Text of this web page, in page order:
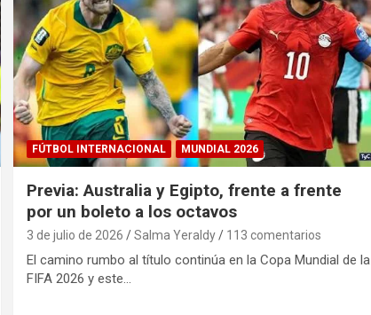
FÚTBOL INTERNACIONAL MUNDIAL 2026
Previa: Australia y Egipto, frente a frente
por un boleto a los octavos
3 de julio de 2026 Salma Yeraldy 113 comentarios
El camino rumbo al título continúa en la Copa Mundial de la
FIFA 2026 y este…